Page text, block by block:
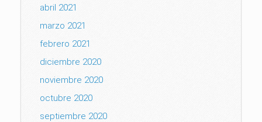
abril 2021
marzo 2021
febrero 2021
diciembre 2020
noviembre 2020
octubre 2020
septiembre 2020